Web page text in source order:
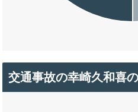
交通事故の幸崎久和喜